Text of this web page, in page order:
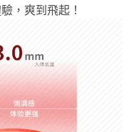
，爽到飛起！